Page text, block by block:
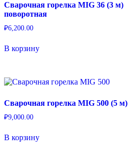
Сварочная горелка MIG 36 (3 м)
поворотная
₽6,200.00
В корзину
Сварочная горелка MIG 500 (5 м)
₽9,000.00
В корзину